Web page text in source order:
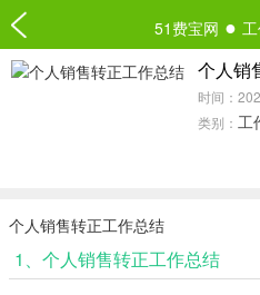
51费宝网 ●
个人销
时间：
类别： 工
个人销售转正工作总结
1、个人销售转正工作总结